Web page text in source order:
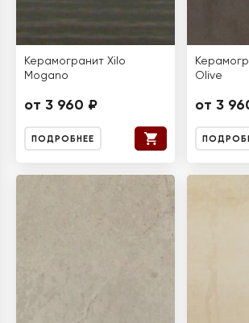
Керамогранит Xilo
Mogano
от 3 960 ₽
ПОДРОБНЕЕ
Olive
от 3